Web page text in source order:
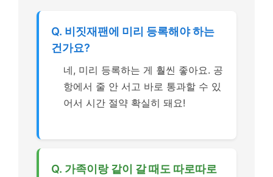
Q. 비짓재팬에 미리 등록해야 하는
건가요?
네, 미리 등록하는 게 훨씬 좋아요. 공
항에서 줄 안 서고 바로 통과할 수 있
어서 시간 절약 확실히 돼요!
Q. 가족이랑 같이 갈 때도 따로따로